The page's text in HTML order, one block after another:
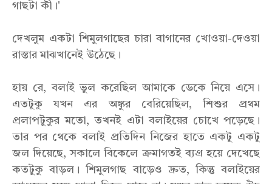
গাছটা কী।'
দেখলুম একটা শিমুলগাছের চারা বাগানের খোওয়া-দেওয়া
রাস্তার মাঝখানেই উঠেছে।
হায় রে, বলাই ভুল করেছিল আমাকে ডেকে নিয়ে এসে।
এতটুকু যখন এর অঙ্কুর বেরিয়েছিল, শিশুর প্রথম
প্রলাপটুকুর মতো, তখনই এটা বলাইয়ের চোখে পড়েছে।
তার পর থেকে বলাই প্রতিদিন নিজের হাতে একটু একটু
জল দিয়েছে, সকালে বিকেলে ক্রমাগতই ব্যগ্র হয়ে দেখেছে
কতটুকু বাড়ল। শিমুলগাছ বাড়েও দ্রুত, কিন্তু বলাইয়ের